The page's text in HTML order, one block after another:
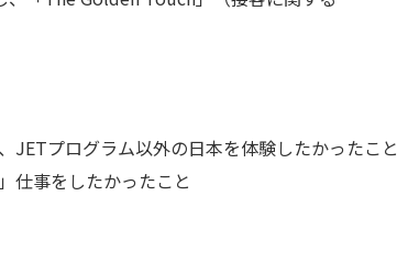
JETプログラム以外の日本を体験したかったこと
仕事をしたかったこと